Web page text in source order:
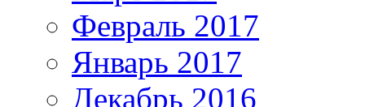
Февраль 2017
Январь 2017
Декабрь 2016